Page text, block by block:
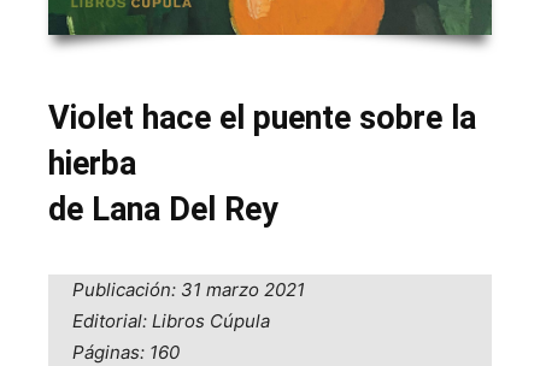
Violet hace el puente sobre la
hierba
de Lana Del Rey
Publicación: 31 marzo 2021
Editorial: Libros Cúpula
Páginas: 160